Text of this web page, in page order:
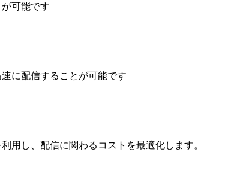
可能です
に配信することが可能です
用し、配信に関わるコストを最適化します。